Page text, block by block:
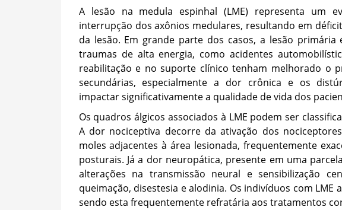
A lesão na medula espinhal (LME) representa um
interrupção dos axônios medulares, resultando em
da lesão. Em grande parte dos casos, a lesão
traumas de alta energia, como acidentes
reabilitação e no suporte clínico tenham melhorado o
secundárias, especialmente a dor crônica e os
impactar significativamente a qualidade de vida dos
Os quadros álgicos associados à LME podem ser
A dor nociceptiva decorre da ativação dos
moles adjacentes à área lesionada, frequentemente
posturais. Já a dor neuropática, presente em uma
alterações na transmissão neural e sensibilização
queimação, disestesia e alodinia. Os indivíduos com
sendo esta frequentemente refratária aos tratamentos